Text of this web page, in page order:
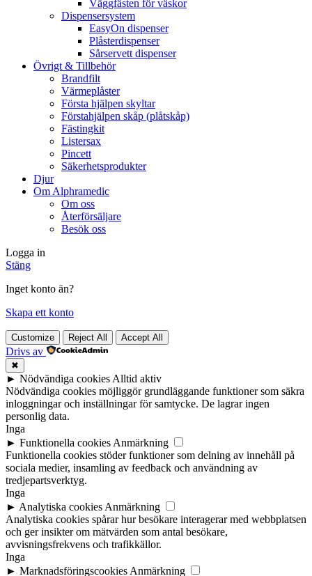
Väggfästen för väskor
Dispensersystem
EasyOn dispenser
Plåsterdispenser
Sårservett dispenser
Övrigt & Tillbehör
Brandfilt
Värmeplåster
Första hjälpen skyltar
Förstahjälpen skåp (plåtskåp)
Fästingkit
Listersax
Pincett
Säkerhetsprodukter
Djur
Om Alphramedic
Om oss
Återförsäljare
Besök oss
Logga in
Stäng
Inget konto än?
Skapa ett konto
Customize Reject All Accept All
Drivs av
✖
► Nödvändiga cookies Alltid aktiv
Nödvändiga cookies möjliggör grundläggande funktioner som säkra
inloggningar och inställningar för samtycke. De lagrar ingen
personlig data.
Inga
► Funktionella cookies Anmärkning
Funktionella cookies stöder funktioner som delning av innehåll på
sociala medier, insamling av feedback och användning av
tredjepartsverktyg.
Inga
► Analytiska cookies Anmärkning
Analytiska cookies spårar hur besökare interagerar med webbplatsen
och ger insikter om mätvärden som antal besökare,
avvisningsfrekvens och trafikkällor.
Inga
► Marknadsföringscookies Anmärkning